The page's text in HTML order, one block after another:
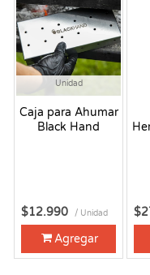
Unidad
Caja para Ahumar
Black Hand
$12.990 / Unidad
Agregar